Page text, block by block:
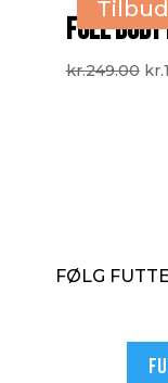
FULL
kr.249.00 kr.
FØLG